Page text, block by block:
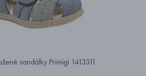
sandálky Primigi 1413311